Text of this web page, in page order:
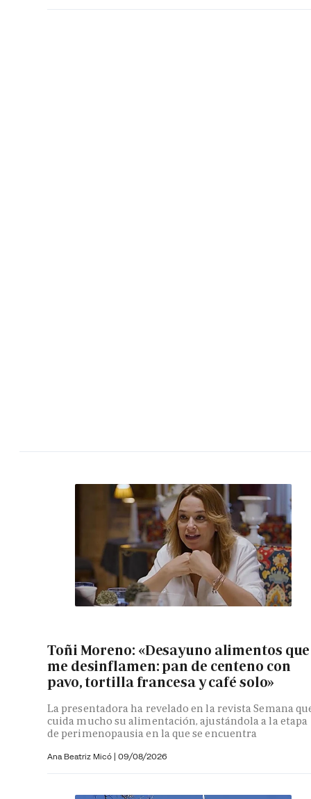
Toñi Moreno: «Desayuno alimentos que
me desinflamen: pan de centeno con
pavo, tortilla francesa y café solo»
La presentadora ha revelado en la revista Semana
cuida mucho su alimentación, ajustándola a la etapa
de perimenopausia en la que se encuentra
Ana Beatriz Micó | 09/08/2026